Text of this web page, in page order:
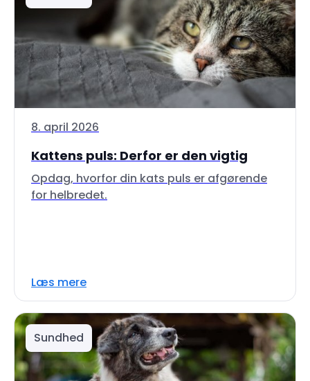
8. april 2026
Kattens puls: Derfor er den vigtig
Opdag, hvorfor din kats puls er afgørende
for helbredet.
Læs mere
Sundhed